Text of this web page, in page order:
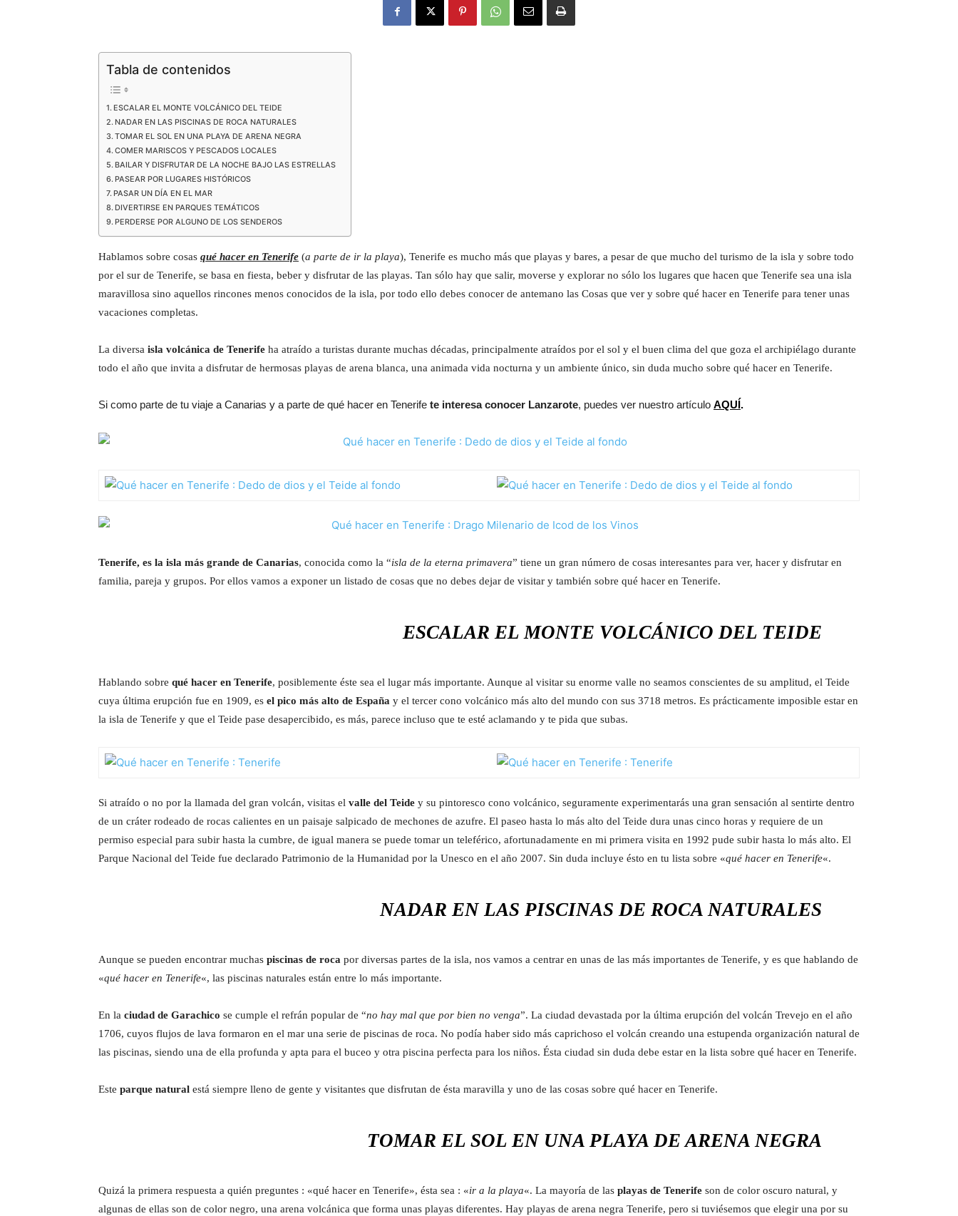
Tabla de contenidos
ESCALAR EL MONTE VOLCÁNICO DEL TEIDE
NADAR EN LAS PISCINAS DE ROCA NATURALES
TOMAR EL SOL EN UNA PLAYA DE ARENA NEGRA
COMER MARISCOS Y PESCADOS LOCALES
BAILAR Y DISFRUTAR DE LA NOCHE BAJO LAS ESTRELLAS
PASEAR POR LUGARES HISTÓRICOS
PASAR UN DÍA EN EL MAR
DIVERTIRSE EN PARQUES TEMÁTICOS
PERDERSE POR ALGUNO DE LOS SENDEROS
Hablamos sobre cosas qué hacer en Tenerife (a parte de ir la playa), Tenerife es mucho más que playas y bares, a pesar de que mucho del turismo de la isla y sobre todo
por el sur de Tenerife, se basa en fiesta, beber y disfrutar de las playas. Tan sólo hay que salir, moverse y explorar no sólo los lugares que hacen que Tenerife sea una isla
maravillosa sino aquellos rincones menos conocidos de la isla, por todo ello debes conocer de antemano las Cosas que ver y sobre qué hacer en Tenerife para tener unas
vacaciones completas.
La diversa isla volcánica de Tenerife ha atraído a turistas durante muchas décadas, principalmente atraídos por el sol y el buen clima del que goza el archipiélago durante
todo el año que invita a disfrutar de hermosas playas de arena blanca, una animada vida nocturna y un ambiente único, sin duda mucho sobre qué hacer en Tenerife.
Si como parte de tu viaje a Canarias y a parte de qué hacer en Tenerife te interesa conocer Lanzarote, puedes ver nuestro artículo AQUÍ.
Tenerife, es la isla más grande de Canarias, conocida como la “isla de la eterna primavera” tiene un gran número de cosas interesantes para ver, hacer y disfrutar en
familia, pareja y grupos. Por ellos vamos a exponer un listado de cosas que no debes dejar de visitar y también sobre qué hacer en Tenerife.
ESCALAR EL MONTE VOLCÁNICO DEL TEIDE
Hablando sobre qué hacer en Tenerife, posiblemente éste sea el lugar más importante. Aunque al visitar su enorme valle no seamos conscientes de su amplitud, el Teide
cuya última erupción fue en 1909, es el pico más alto de España y el tercer cono volcánico más alto del mundo con sus 3718 metros. Es prácticamente imposible estar en
la isla de Tenerife y que el Teide pase desapercibido, es más, parece incluso que te esté aclamando y te pida que subas.
Si atraído o no por la llamada del gran volcán, visitas el valle del Teide y su pintoresco cono volcánico, seguramente experimentarás una gran sensación al sentirte dentro
de un cráter rodeado de rocas calientes en un paisaje salpicado de mechones de azufre. El paseo hasta lo más alto del Teide dura unas cinco horas y requiere de un
permiso especial para subir hasta la cumbre, de igual manera se puede tomar un teleférico, afortunadamente en mi primera visita en 1992 pude subir hasta lo más alto. El
Parque Nacional del Teide fue declarado Patrimonio de la Humanidad por la Unesco en el año 2007. Sin duda incluye ésto en tu lista sobre «qué hacer en Tenerife«.
NADAR EN LAS PISCINAS DE ROCA NATURALES
Aunque se pueden encontrar muchas piscinas de roca por diversas partes de la isla, nos vamos a centrar en unas de las más importantes de Tenerife, y es que hablando de
«qué hacer en Tenerife«, las piscinas naturales están entre lo más importante.
En la ciudad de Garachico se cumple el refrán popular de “no hay mal que por bien no venga”. La ciudad devastada por la última erupción del volcán Trevejo en el año
1706, cuyos flujos de lava formaron en el mar una serie de piscinas de roca. No podía haber sido más caprichoso el volcán creando una estupenda organización natural de
las piscinas, siendo una de ella profunda y apta para el buceo y otra piscina perfecta para los niños. Ésta ciudad sin duda debe estar en la lista sobre qué hacer en Tenerife.
Este parque natural está siempre lleno de gente y visitantes que disfrutan de ésta maravilla y uno de las cosas sobre qué hacer en Tenerife.
TOMAR EL SOL EN UNA PLAYA DE ARENA NEGRA
Quizá la primera respuesta a quién preguntes : «qué hacer en Tenerife», ésta sea : «ir a la playa«. La mayoría de las playas de Tenerife son de color oscuro natural, y
algunas de ellas son de color negro, una arena volcánica que forma unas playas diferentes. Hay playas de arena negra Tenerife, pero si tuviésemos que elegir una por su